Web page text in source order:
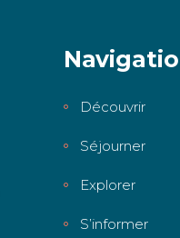
Découvrir
Séjourner
Explorer
S’informer